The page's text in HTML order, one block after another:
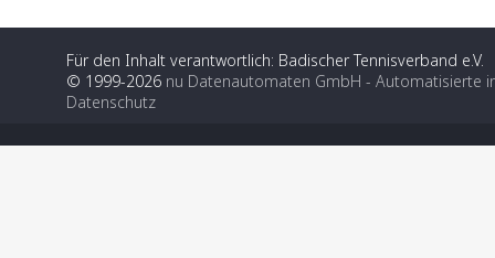
Für den Inhalt verantwortlich: Badischer Tennisverband e.V.
© 1999-2026 nu Datenautomaten GmbH - Automatisierte
Datenschutz